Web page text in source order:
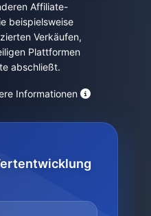
Affiliate-
beispielsweise
Verkäufen,
Plattformen
abschließt.
Informationen